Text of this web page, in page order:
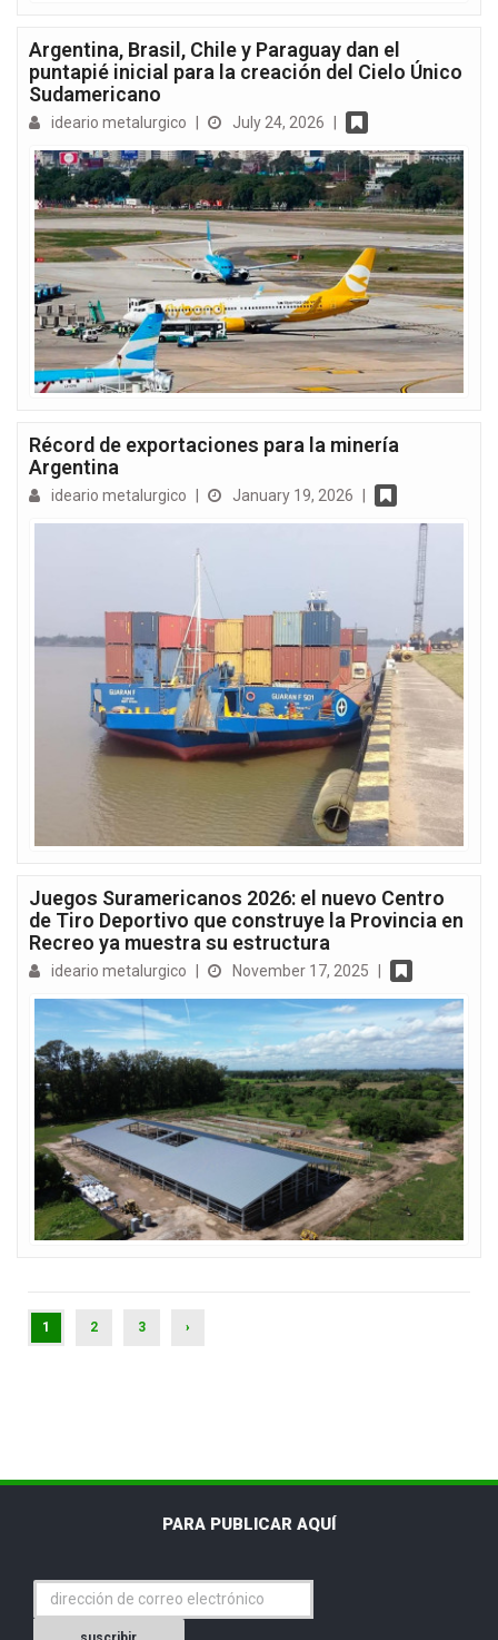
Argentina, Brasil, Chile y Paraguay dan el
puntapié inicial para la creación del Cielo Único
Sudamericano
ideario metalurgico July 24, 2026
Récord de exportaciones para la minería
Argentina
ideario metalurgico January 19, 2026
Juegos Suramericanos 2026: el nuevo Centro
de Tiro Deportivo que construye la Provincia en
Recreo ya muestra su estructura
ideario metalurgico | November 17, 2025 |
1 (CURRENT)
2 3 ›
PARA PUBLICAR AQUÍ